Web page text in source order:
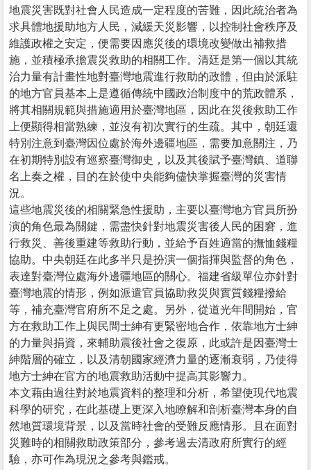
地震災害既對社會人民造成一定程度的苦難，因此統治者為
求具體地援助地方人民，減緩天災影響，以控制社會秩序及
維護政權之安定，便需要因應災後的環境改變做出補救措
施，並積極承擔震災救助的相關工作。清廷是第一個以其統
治力量有計畫性地對臺灣地震進行救助的政體，但由於派駐
的地方官員基本上是遵循傳統中國政治制度中的荒政體系，
將其相關規範與措施適用於臺灣地區，因此在災後救助工作
上便顯得相當熟練，並沒有初次實行的生疏。其中，朝廷還
特別注意到臺灣因位處於海外邊疆地區，需要加意關注，乃
在初期特別設有巡察臺灣御史，以及其後賦予臺灣鎮、道聯
名上奏之權，目的在於使中央能夠儘快掌握臺灣的災害情
況。
這些地震災後的相關緊急性援助，主要以臺灣地方官員所扮
演的角色最為關鍵，需盡快針對地震災害後人民的困窘，進
行救災、善後重建等救助行動，並給予百姓適當的撫恤錢糧
協助。中央朝廷在此多半只是扮演一個指揮與監督的角色，
表達對臺灣位處海外邊疆地區的關心。福建省級單位亦針對
臺灣地震的情形，例如派遣官員協助救災與實質錢糧撥給
等，補充臺灣官府所不足之處。另外，從道光年間開始，官
方在救助工作上與民間士紳有更緊密地合作，依靠地方士紳
的力量與捐資，來輔助震後社會之復原，此或許是因臺灣士
紳階層的確立，以及清朝國家經濟力量的逐漸衰弱，乃使得
地方士紳在官方的地震救助活動中提高其影響力。
本文藉由過往對於地震資料的整理和分析，希望使現代地震
科學的研究，在此基礎上更深入地瞭解和剖析臺灣本身的自
然地質環境背景，以及當時社會的受難反應情形。且在面對
災難時的相關救助政策部分，參考過去清政府所實行的經
驗，亦可作為現況之參考與鑑戒。